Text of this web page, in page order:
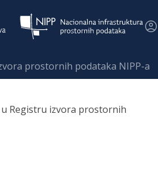
prostornih podataka NIPP-a
Registru izvora prostornih